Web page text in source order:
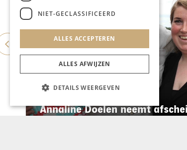
LIMBOURGEOIS
Annaline Doelen neemt
NIET-GECLASSIFICEERD
ALLES ACCEPTEREN
ALLES AFWIJZEN
DETAILS WEERGEVEN